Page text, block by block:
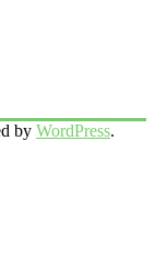
by WordPress.